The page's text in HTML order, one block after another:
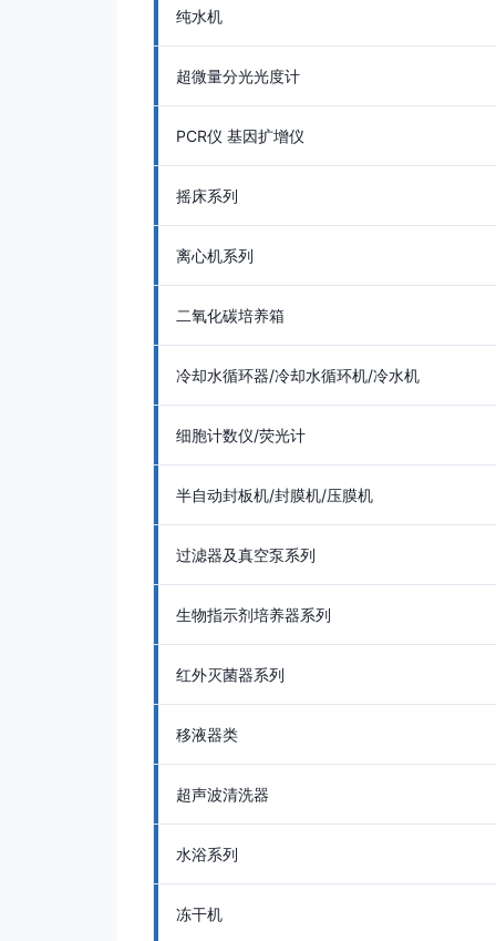
纯水机
超微量分光光度计
PCR仪 基因扩增仪
摇床系列
离心机系列
二氧化碳培养箱
冷却水循环器/冷却水循环机/冷水机
细胞计数仪/荧光计
半自动封板机/封膜机/压膜机
过滤器及真空泵系列
生物指示剂培养器系列
红外灭菌器系列
移液器类
超声波清洗器
水浴系列
冻干机